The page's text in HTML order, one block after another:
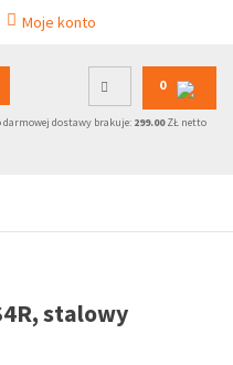
Moje konto
0
darmowej dostawy brakuje: 299.00ZŁ netto
stalowy